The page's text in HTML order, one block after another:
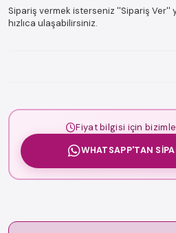
Sipariş vermek isterseniz ''Sipariş Ver''
hızlıca ulaşabilirsiniz.
Fiyat bilgisi için
WHATSAPP'TAN